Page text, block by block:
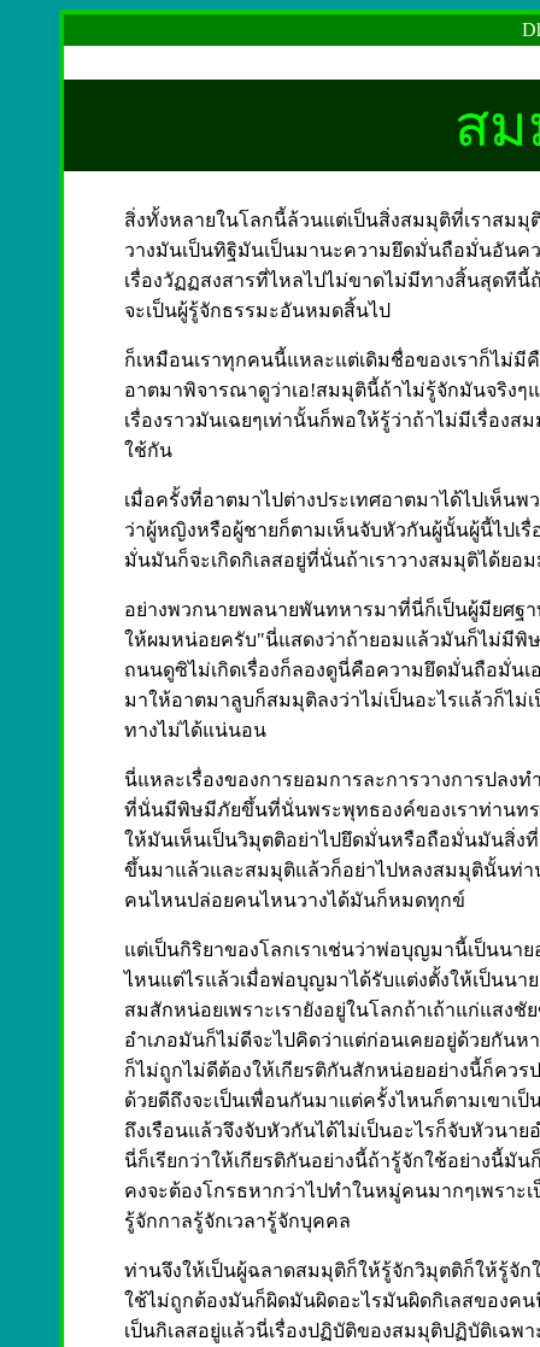
ส
สิ่งทั้งหลายในโลกนี้ล้วนแต่เป็นสิ่งสมมุติที่เราสม
วางมันเป็นทิฐิมันเป็นมานะความยึดมั่นถือมั่นอันค
เรื่องวัฏฏสงสารที่ไหลไปไม่ขาดไม่มีทางสิ้นสุดที
จะเป็นผู้รู้จักธรรมะอันหมดสิ้นไป
ก็เหมือนเราทุกคนนี้แหละแต่เดิมชื่อของเราก็ไม่
อาตมาพิจารณาดูว่าเอ!สมมุตินี้ถ้าไม่รู้จักมันจริงๆ
เรื่องราวมันเฉยๆเท่านั้นก็พอให้รู้ว่าถ้าไม่มีเรื่อง
ใช้กัน
เมื่อครั้งที่อาตมาไปต่างประเทศอาตมาได้ไปเห็น
ว่าผู้หญิงหรือผู้ชายก็ตามเห็นจับหัวกันผู้นั้นผู้นี้ไปเ
มั่นมันก็จะเกิดกิเลสอยู่ที่นั่นถ้าเราวางสมมุติได้ยอ
อย่างพวกนายพลนายพันทหารมาที่นี่ก็เป็นผู้มียศ
ให้ผมหน่อยครับ"นี่แสดงว่าถ้ายอมแล้วมันก็ไม่มีพิ
ถนนดูซิไม่เกิดเรื่องก็ลองดูนี่คือความยึดมั่นถือมั่นเ
มาให้อาตมาลูบก็สมมุติลงว่าไม่เป็นอะไรแล้วก็ไม่
ทางไม่ได้แน่นอน
นี่แหละเรื่องของการยอมการละการวางการปล
ที่นั่นมีพิษมีภัยขึ้นที่นั่นพระพุทธองค์ของเราท่านท
ให้มันเห็นเป็นวิมุตติอย่าไปยึดมั่นหรือถือมั่นมันสิ่ง
ขึ้นมาแล้วและสมมุติแล้วก็อย่าไปหลงสมมุตินั้นท่า
คนไหนปล่อยคนไหนวางได้มันก็หมดทุกข์
แต่เป็นกิริยาของโลกเราเช่นว่าพ่อบุญมานี้เป็นนา
ไหนแต่ไรแล้วเมื่อพ่อบุญมาได้รับแต่งตั้งให้เป็นน
สมสักหน่อยเพราะเรายังอยู่ในโลกถ้าเถ้าแก่แสง
อำเภอมันก็ไม่ดีจะไปคิดว่าแต่ก่อนเคยอยู่ด้วยกันห
ก็ไม่ถูกไม่ดีต้องให้เกียรติกันสักหน่อยอย่างนี้ก็คว
ด้วยดีถึงจะเป็นเพื่อนกันมาแต่ครั้งไหนก็ตามเขาเ
ถึงเรือนแล้วจึงจับหัวกันได้ไม่เป็นอะไรก็จับหัวนา
นี่ก็เรียกว่าให้เกียรติกันอย่างนี้ถ้ารู้จักใช้อย่างนี้
คงจะต้องโกรธหากว่าไปทำในหมู่คนมากๆเพราะ
รู้จักกาลรู้จักเวลารู้จักบุคคล
ท่านจึงให้เป็นผู้ฉลาดสมมุติก็ให้รู้จักวิมุตติก็ให้รู้จัก
ใช้ไม่ถูกต้องมันก็ผิดมันผิดอะไรมันผิดกิเลสของค
เป็นกิเลสอยู่แล้วนี่เรื่องปฏิบัติของสมมุติปฏิบัติเฉ